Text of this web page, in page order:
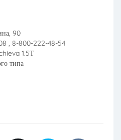
90
, 8-800-222-48-54
1.5Т
типа